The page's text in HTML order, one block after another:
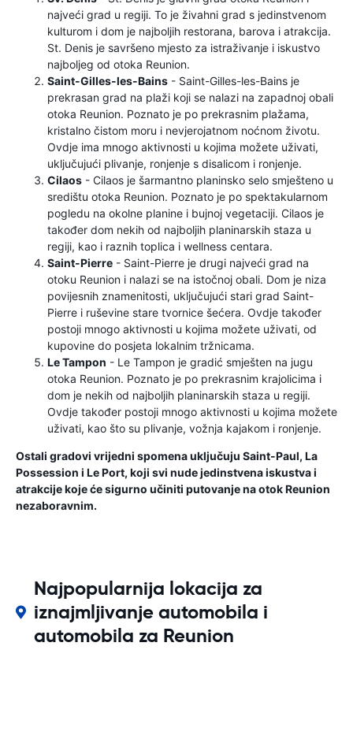
najveći grad u regiji. To je živahni grad s jedinstvenom
kulturom i dom je najboljih restorana, barova i atrakcija.
St. Denis je savršeno mjesto za istraživanje i iskustvo
najboljeg od otoka Reunion.
Saint-Gilles-les-Bains - Saint-Gilles-les-Bains je
prekrasan grad na plaži koji se nalazi na zapadnoj obali
otoka Reunion. Poznato je po prekrasnim plažama,
kristalno čistom moru i nevjerojatnom noćnom životu.
Ovdje ima mnogo aktivnosti u kojima možete uživati,
uključujući plivanje, ronjenje s disalicom i ronjenje.
Cilaos - Cilaos je šarmantno planinsko selo smješteno u
središtu otoka Reunion. Poznato je po spektakularnom
pogledu na okolne planine i bujnoj vegetaciji. Cilaos je
također dom nekih od najboljih planinarskih staza u
regiji, kao i raznih toplica i wellness centara.
Saint-Pierre - Saint-Pierre je drugi najveći grad na
otoku Reunion i nalazi se na istočnoj obali. Dom je niza
povijesnih znamenitosti, uključujući stari grad Saint-
Pierre i ruševine stare tvornice šećera. Ovdje također
postoji mnogo aktivnosti u kojima možete uživati, od
kupovine do posjeta lokalnim tržnicama.
Le Tampon - Le Tampon je gradić smješten na jugu
otoka Reunion. Poznato je po prekrasnim krajolicima i
dom je nekih od najboljih planinarskih staza u regiji.
Ovdje također postoji mnogo aktivnosti u kojima možete
uživati, kao što su plivanje, vožnja kajakom i ronjenje.
Ostali gradovi vrijedni spomena uključuju Saint-Paul, La
Possession i Le Port, koji svi nude jedinstvena iskustva i
atrakcije koje će sigurno učiniti putovanje na otok Reunion
nezaboravnim.
Najpopularnija lokacija za
iznajmljivanje automobila i
automobila za Reunion